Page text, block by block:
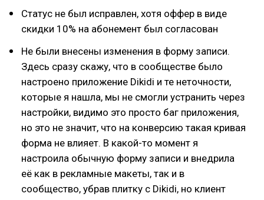
Статус не был исправлен, хотя оффер в виде
скидки 10% на абонемент был согласован
Не были внесены изменения в форму записи.
Здесь сразу скажу, что в сообществе было
настроено приложение Dikidi и те неточности,
которые я нашла, мы не смогли устранить через
настройки, видимо это просто баг приложения,
но это не значит, что на конверсию такая кривая
форма не влияет. В какой-то момент я
настроила обычную форму записи и внедрила
её как в рекламные макеты, так и в
сообщество, убрав плитку с Dikidi, но клиент